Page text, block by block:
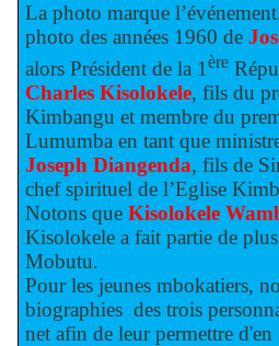
La photo marque
photo des années 1960 de
alors Président de la 1 ère
Charles Kisolokele, fils du
Kimbangu et membre du
Lumumba en tant que
Joseph Diangenda, fils de
chef spirituel de l’Eglise
Notons que Kisolokele
Kisolokele a fait partie de
Mobutu.
Pour les jeunes mbokatiers,
biographies des trois
net afin de leur permettre